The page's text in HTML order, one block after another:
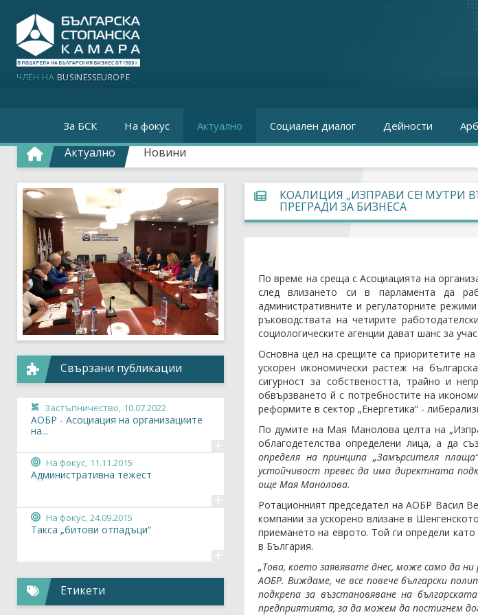
ЧЛЕН НА BUSINESSEUROPE
За БСК На фокус Актуално Социален диалог Дейности
Актуално Новини
КОАЛИЦИЯ „ИЗПРАВИ СЕ! МУТРИ
ПРЕГРАДИ ЗА БИЗНЕСА
По време на среща с Асоциацията на
след влизането си в парламента да
административните и регулаторните
ръководствата на четирите
социологическите агенции дават шанс за
Основна цел на срещите са приоритетите
ускорен икономически растеж на
сигурност за собствеността, трайно и
обвързването й с потребностите на
реформите в сектор „Енергетика“ -
По думите на Мая Манолова целта на
облагодетелства определени лица, а да
определя на принципа „Замърсителя
устойчивост превес да има директната
още Мая Манолова.
Ротационният председател на АОБР Васил
компании за ускорено влизане в
приемането на еврото. Той ги определи
в България.
„Това, което заявявате днес, може само да
АОБР. Виждаме, че все повече български
подкрепа за възстановяване на
предприятията, за да можем да постигнем
Свързани публикации
Застъпничество, 10.07.2022
АОБР - Асоциация на организациите
на...
+
На фокус, 11.11.2015
Административна тежест
+
На фокус, 24.09.2015
Такса „битови отпадъци“
+
Етикети